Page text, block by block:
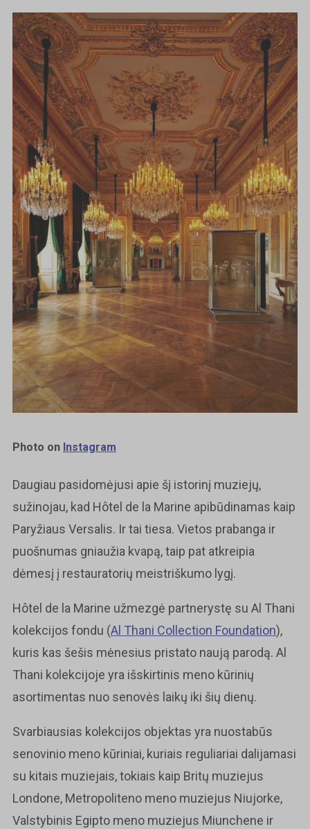
Photo on Instagram
Daugiau pasidomėjusi apie šį istorinį muziejų,
sužinojau, kad Hôtel de la Marine apibūdinamas kaip
Paryžiaus Versalis. Ir tai tiesa. Vietos prabanga ir
puošnumas gniaužia kvapą, taip pat atkreipia
dėmesį į restauratorių meistriškumo lygį.
Hôtel de la Marine užmezgė partnerystę su Al Thani
kolekcijos fondu (Al Thani Collection Foundation),
kuris kas šešis mėnesius pristato naują parodą. Al
Thani kolekcijoje yra išskirtinis meno kūrinių
asortimentas nuo senovės laikų iki šių dienų.
Svarbiausias kolekcijos objektas yra nuostabūs
senovinio meno kūriniai, kuriais reguliariai dalijamasi
su kitais muziejais, tokiais kaip Britų muziejus
Londone, Metropoliteno meno muziejus Niujorke,
Valstybinis Egipto meno muziejus Miunchene ir